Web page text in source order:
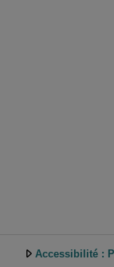
Accessibilité :